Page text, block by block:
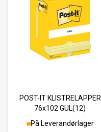
POST-IT KLISTRELAPPER
76x102 GUL(12)
På Leverandørlager